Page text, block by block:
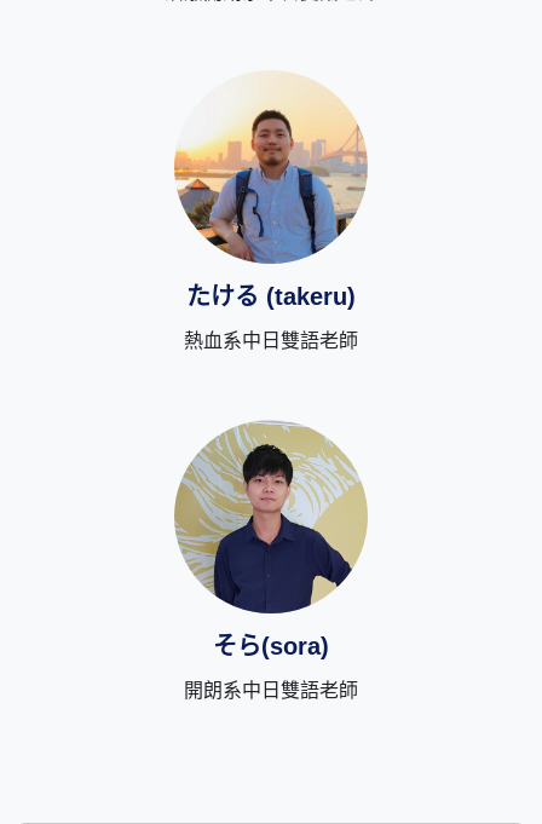
たける (takeru)
熱血系中日雙語老師
そら(sora)
開朗系中日雙語老師